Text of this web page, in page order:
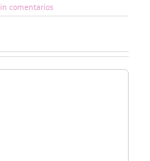
comentarios